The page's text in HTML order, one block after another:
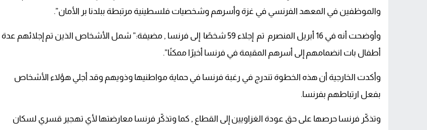
والموظفين في المعهد الفرنسي في غزة وأسرهم وشخصيات فلسطينية مرتبطة ببلدنا بر الأمان”.
وأوضحت أنه في 16 أبريل المنصرم تم إجلاء 59 شخصًا إلى فرنسا , مضيفة:” شمل الأشخاص الذين تم إجلائهم عدة
أطفال بات انضمامهم إلى أسرهم المقيمة في فرنسا أخيرًا ممكنًا”.
وأكدت الخارجية أن هذه الخطوة تندرج في رغبة فرنسا في حماية مواطنيها وذويهم وقد أجلي هؤلاء الأشخاص
بفعل ارتباطهم بفرنسا.
وتذكّر فرنسا حرصها على حق عودة الغزاويين إلى القطاع , كما وتذكّر فرنسا معارضتها لأي تهجير قسري لسكان